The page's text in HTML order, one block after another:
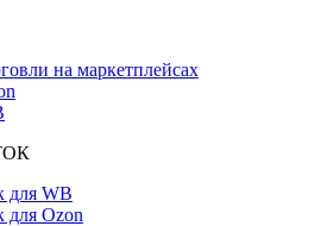
на маркетплейсах
для WB
для Ozon